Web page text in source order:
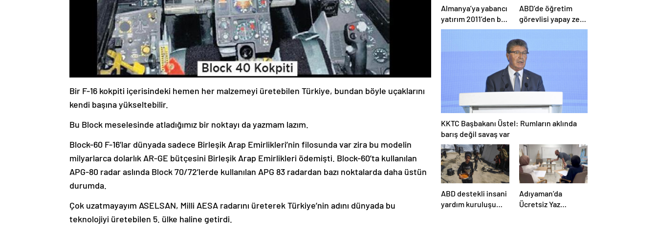
Bir F-16 kokpiti içerisindeki hemen her malzemeyi üretebilen Türkiye, bundan böyle uçaklarını
kendi başına yükseltebilir.
Bu Block meselesinde atladığımız bir noktayı da yazmam lazım.
Block-60 F-16’lar dünyada sadece Birleşik Arap Emirlikleri’nin filosunda var zira bu modelin
milyarlarca dolarlık AR-GE bütçesini Birleşik Arap Emirlikleri ödemişti. Block-60’ta kullanılan
APG-80 radar aslında Block 70/72’lerde kullanılan APG 83 radardan bazı noktalarda daha üstün
durumda.
Çok uzatmayayım ASELSAN, Milli AESA radarını üreterek Türkiye’nin adını dünyada bu
teknolojiyi üretebilen 5. ülke haline getirdi.
Almanya’ya yabancı
yatırım 2011’den bu
yana en düşük
ABD’de öğretim
görevlisi yapay zeka
kullandı: Öğrenci
ders ücretini geri
istedi
KKTC Başbakanı Üstel: Rumların aklında
barış değil savaş var
ABD destekli insani
yardım kuruluşu
Adıyaman’da
Ücretsiz Yaz